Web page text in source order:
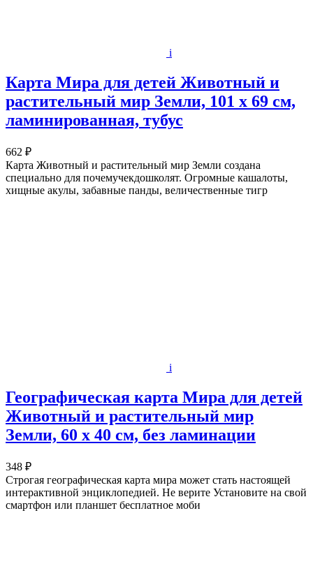
i
Карта Мира для детей Животный и
растительный мир Земли, 101 х 69 см,
ламинированная, тубус
662 ₽
Карта Животный и растительный мир Земли создана
специально для почемучекдошколят. Огромные кашалоты,
хищные акулы, забавные панды, величественные тигр
i
Географическая карта Мира для детей
Животный и растительный мир
Земли, 60 х 40 см, без ламинации
348 ₽
Строгая географическая карта мира может стать настоящей
интерактивной энциклопедией. Не верите Установите на свой
смартфон или планшет бесплатное моби